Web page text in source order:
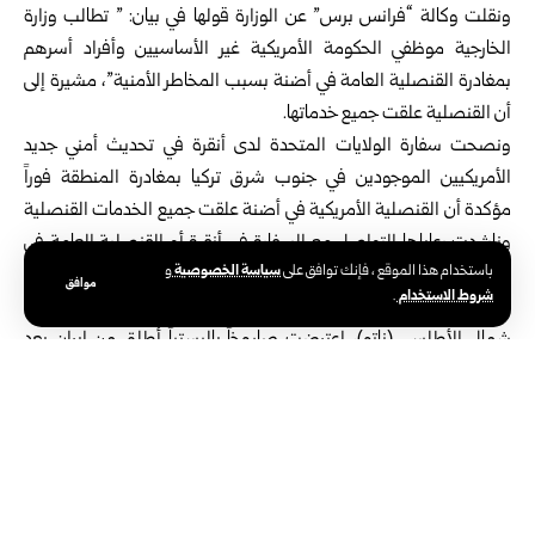
باستخدام هذا الموقع ، فإنك توافق علىسياسة الخصوصيةو
شروط الاستخدام.
موافق
ونقلت وكالة “فرانس برس” عن الوزارة قولها في بيان: ” تطالب وزارة
الخارجية موظفي الحكومة الأمريكية غير الأساسيين وأفراد أسرهم
بمغادرة القنصلية العامة في أضنة بسبب المخاطر الأمنية”، مشيرة إلى
أن القنصلية علقت جميع خدماتها.
ونصحت سفارة الولايات المتحدة لدى أنقرة في تحديث أمني جديد
الأمريكيين الموجودين في جنوب شرق تركيا بمغادرة المنطقة فوراً
مؤكدة أن القنصلية الأمريكية في أضنة علقت جميع الخدمات القنصلية
وناشدت رعاياها التواصل مع السفارة في أنقرة أو القنصلية العامة في
إسطنبول للحصول على الخدمات القنصلية.
وكانت وزارة الدفاع التركية أعلنت اليوم أن أنظمة الدفاع التابعة لحلف
شمال الأطلسي (ناتو)، اعترضت صاروخاً باليستياً أُطلق من إيران بعد